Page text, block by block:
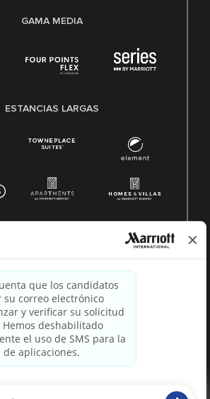
GAMA MEDIA
ESTANCIAS LARGAS
reservados. Marriott información patentada